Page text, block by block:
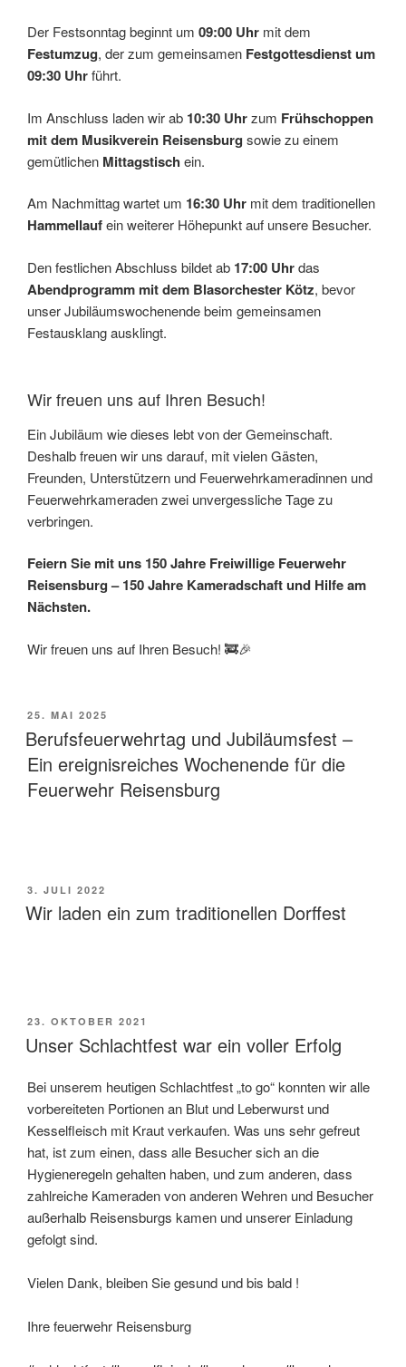
Der Festsonntag beginnt um 09:00 Uhr mit dem
Festumzug, der zum gemeinsamen Festgottesdienst um
09:30 Uhrführt.
Im Anschluss laden wir ab 10:30 Uhrzum Frühschoppen
mit dem Musikverein Reisensburg sowie zu einem
gemütlichen Mittagstisch ein.
Am Nachmittag wartet um 16:30 Uhr mit dem traditionellen
Hammellaufein weiterer Höhepunkt auf unsere Besucher.
Den festlichen Abschluss bildet ab 17:00 Uhrdas
Abendprogramm mit dem Blasorchester Kötz, bevor
unser Jubiläumswochenende beim gemeinsamen
Festausklang ausklingt.
Wir freuen uns auf Ihren Besuch!
Ein Jubiläum wie dieses lebt von der Gemeinschaft.
Deshalb freuen wir uns darauf, mit vielen Gästen,
Freunden, Unterstützern und Feuerwehrkameradinnen und
Feuerwehrkameraden zwei unvergessliche Tage zu
verbringen.
Feiern Sie mit uns 150 Jahre Freiwillige Feuerwehr
Reisensburg – 150 Jahre Kameradschaft und Hilfe am
Nächsten.
Wir freuen uns auf Ihren Besuch! 🚒🎉
VERÖFFENTLICHT
AM
25. MAI 2025
Berufsfeuerwehrtag und Jubiläumsfest –
Ein ereignisreiches Wochenende für die
Feuerwehr Reisensburg
VERÖFFENTLICHT
AM
3. JULI 2022
Wir laden ein zum traditionellen Dorffest
VERÖFFENTLICHT
AM
23. OKTOBER 2021
Unser Schlachtfest war ein voller Erfolg
Bei unserem heutigen Schlachtfest „to go“ konnten wir alle
vorbereiteten Portionen an Blut und Leberwurst und
Kesselfleisch mit Kraut verkaufen. Was uns sehr gefreut
hat, ist zum einen, dass alle Besucher sich an die
Hygieneregeln gehalten haben, und zum anderen, dass
zahlreiche Kameraden von anderen Wehren und Besucher
außerhalb Reisensburgs kamen und unserer Einladung
gefolgt sind.
Vielen Dank, bleiben Sie gesund und bis bald !
Ihre feuerwehr Reisensburg